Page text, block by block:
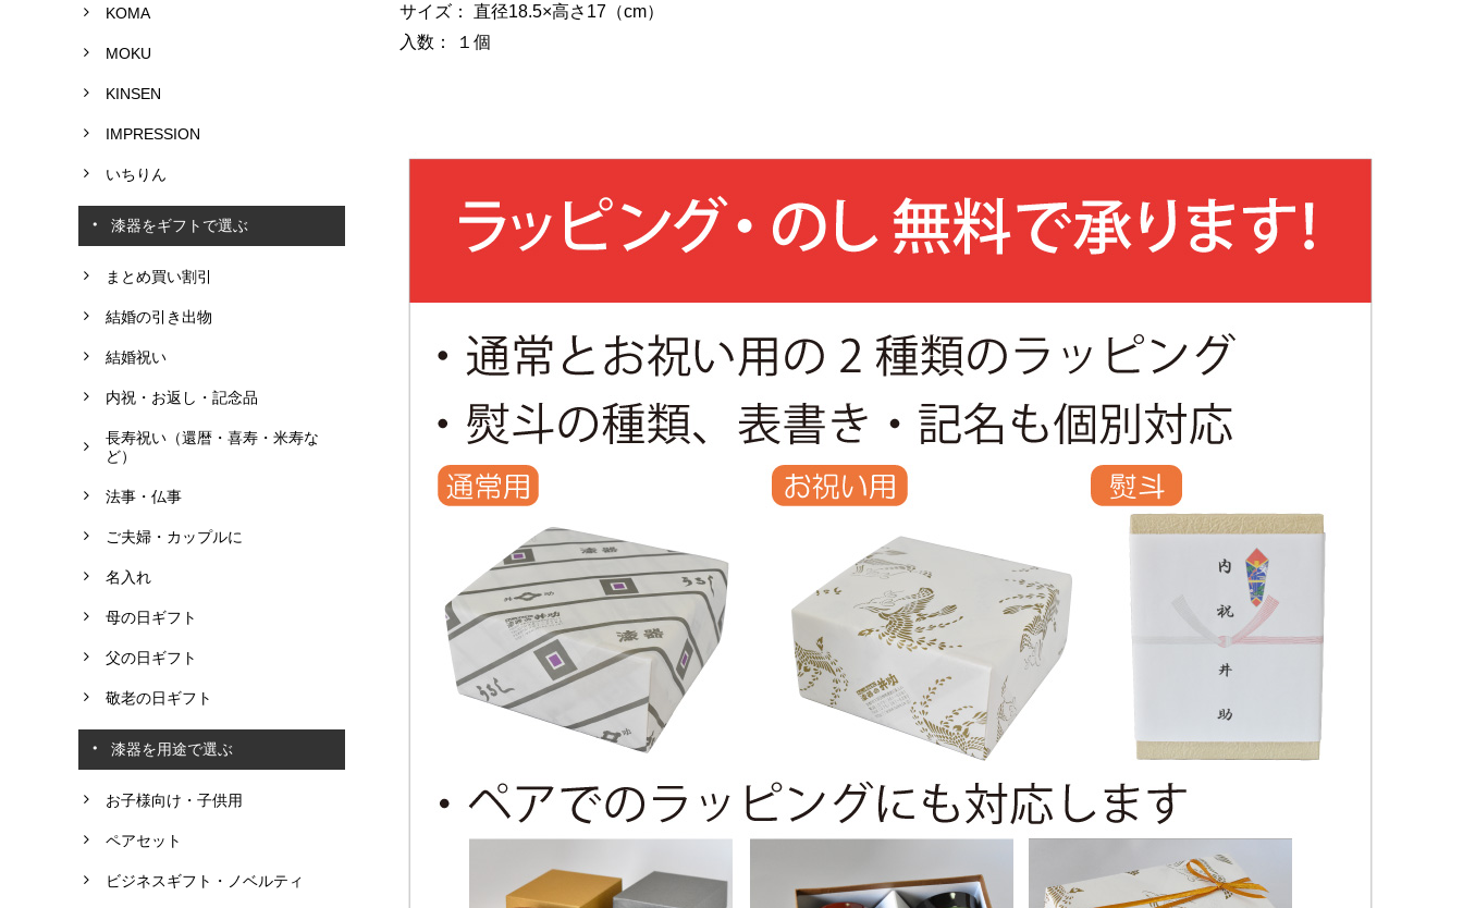
KOMA
MOKU
KINSEN
IMPRESSION
いちりん
漆器をギフトで選ぶ
まとめ買い割引
結婚の引き出物
結婚祝い
内祝・お返し・記念品
長寿祝い（還暦・喜寿・米寿な
ど）
法事・仏事
ご夫婦・カップルに
名入れ
母の日ギフト
父の日ギフト
敬老の日ギフト
漆器を用途で選ぶ
お子様向け・子供用
ペアセット
ビジネスギフト・ノベルティ
サイズ： 直径18.5×高さ17（cm）
入数： １個